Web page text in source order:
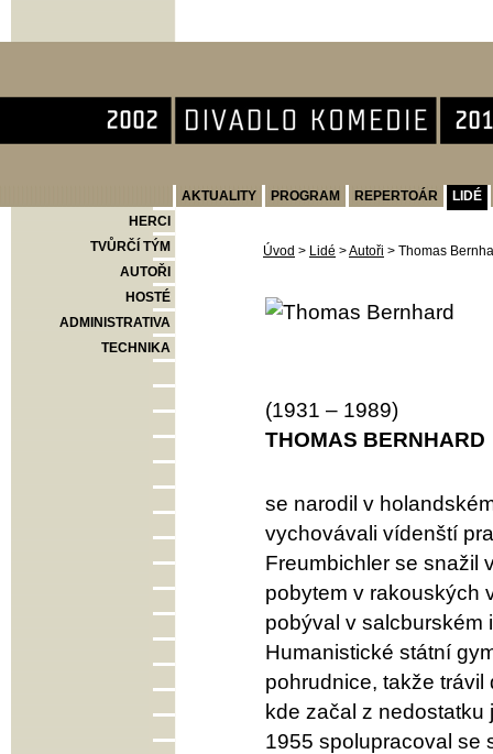
AKTUALITY PROGRAM REPERTOÁR
LIDÉ
HERCI
TVŮRČÍ TÝM
AUTOŘI
HOSTÉ
ADMINISTRATIVA
TECHNIKA
Úvod > Lidé >Autoři > Thomas
(1931 – 1989)
THOMAS BERNHARD
se narodil v
vychovávali vídenští
Freumbichler se snažil
pobytem v rakouských
pobýval v salcburském
Humanistické státní
pohrudnice, takže
kde začal z
1955 spolupracoval se